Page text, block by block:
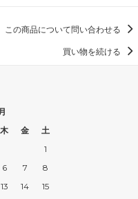
この商品について問い合わせる
買い物を続ける
木 金
土
1
6 7
8
13 14
15